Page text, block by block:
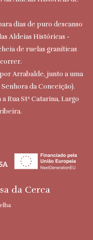
dias de puro descanso
Aldeias Históricas -
de ruelas graníticas
Arrabalde, junto a uma
da Conceição).
Rua Stª Catarina, Largo
da Cerca